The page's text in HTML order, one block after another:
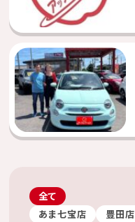
全て
あま七宝店
豊田店